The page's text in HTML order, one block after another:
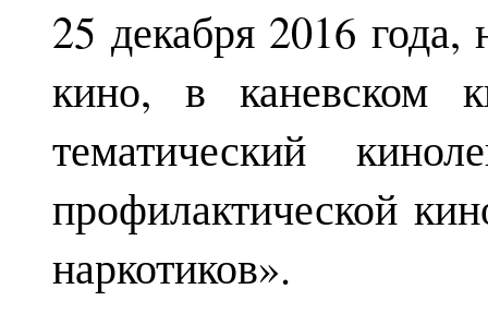
25 декабря 2016
кино, в каневском
тематический
профилактической
наркотиков».